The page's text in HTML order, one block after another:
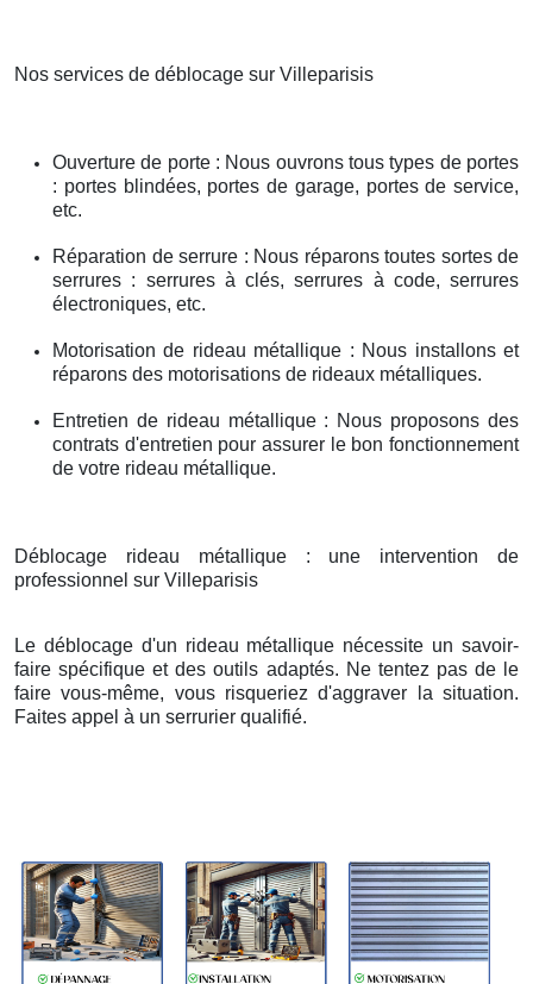
Nos services de déblocage sur Villeparisis
Ouverture de porte : Nous ouvrons tous types de portes
: portes blindées, portes de garage, portes de service,
etc.
Réparation de serrure : Nous réparons toutes sortes de
serrures : serrures à clés, serrures à code, serrures
électroniques, etc.
Motorisation de rideau métallique : Nous installons et
réparons des motorisations de rideaux métalliques.
Entretien de rideau métallique : Nous proposons des
contrats d'entretien pour assurer le bon fonctionnement
de votre rideau métallique.
Déblocage rideau métallique : une intervention de
professionnel sur Villeparisis
Le déblocage d'un rideau métallique nécessite un savoir-
faire spécifique et des outils adaptés. Ne tentez pas de le
faire vous-même, vous risqueriez d'aggraver la situation.
Faites appel à un serrurier qualifié.